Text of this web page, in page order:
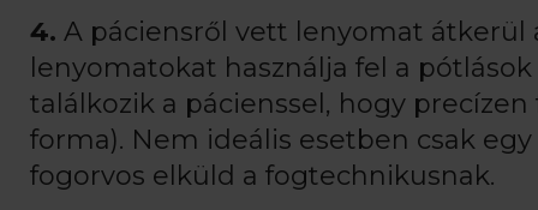
4. A páciensről vett lenyomat átkerül
lenyomatokat használja fel a
találkozik a pácienssel, hogy
forma). Nem ideális esetben csak
fogorvos elküld a fogtechnikusnak.